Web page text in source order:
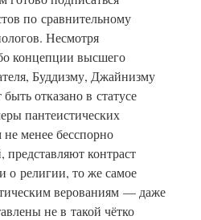
по сравнительному
Несмотря
концепции высшего
Буддизму, Джайнизму
отказано в статусе
пантеистических
менее бесспорно
контраст
о религии, то же самое
верованиям — даже
не в такой чётко